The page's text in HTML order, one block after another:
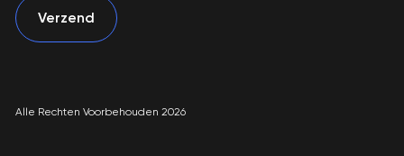
Alle Rechten Voorbehouden 2026